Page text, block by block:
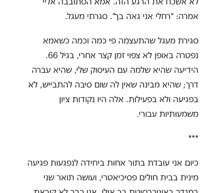
אמרה: "רחלי אני גאה בך". סגרתי מעגל.
סגירת מעגל שהתעצמה פי כמה וכמה כשאמא
נפטרה באופן לא צפוי זמן קצר אחרי, בגיל 66.
הידיעה שהיא שלמה עם העיסוק שלי, שהיא עברה
דרך; שהיא מבינה שאין לה שום סיבה להתבייש, לא
בפגיעה ולא בפעילות. אלה היו נקודות ציון
משמעותיות עבורי.
***
כיום אני עובדת בתור אחות ביחידה לנפגעות פגיעה
מינית בבית חולים פסיכיאטרי, ועושה תואר שני